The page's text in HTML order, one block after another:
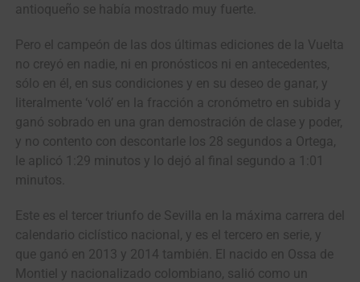
antioqueño se había mostrado muy fuerte.
Pero el campeón de las dos últimas ediciones de la Vuelta
no creyó en nadie, ni en pronósticos ni en antecedentes,
sólo en él, en sus condiciones y en su deseo de ganar, y
literalmente ‘voló’ en la fracción a cronómetro en subida y
ganó sobrado en una gran demostración de clase y poder,
y no contento con descontarle los 28 segundos a Ortega,
le aplicó 1:29 minutos y lo dejó al final segundo a 1:01
minutos.
Este es el tercer triunfo de Sevilla en la máxima carrera del
calendario ciclístico nacional, y es el tercero en serie, y
que ganó en 2013 y 2014 también. El nacido en Ossa de
Montiel y nacionalizado colombiano, salió como un